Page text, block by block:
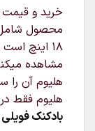
خرید و قیمت
محصول شامل
18 اینچ
مشاهده
هلیوم آن را
هلیوم فقط
بادکنک فویلی